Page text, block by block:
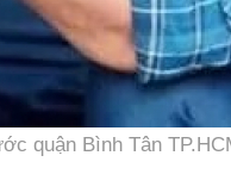
quận Bình Tân